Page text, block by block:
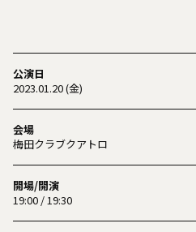
公演日
2023.01.20 (金)
会場
梅田クラブクアトロ
開場/開演
19:00 / 19:30